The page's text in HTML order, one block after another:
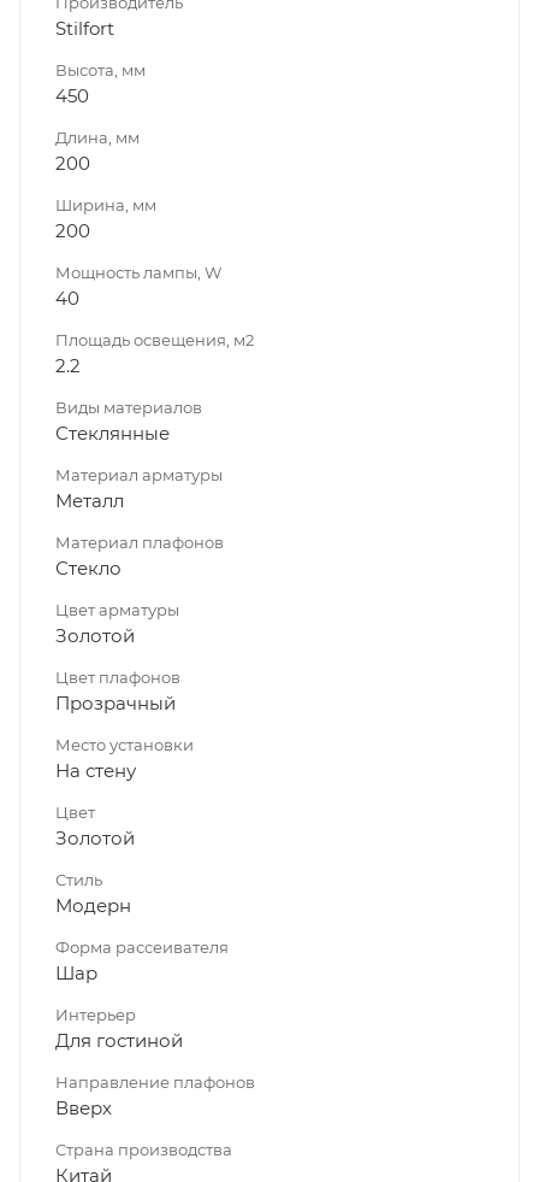
Stilfort
Высота, мм
450
Длина, мм
200
Ширина, мм
200
Мощность лампы, W
40
Площадь освещения, м2
2.2
Виды материалов
Стеклянные
Материал арматуры
Металл
Материал плафонов
Стекло
Цвет арматуры
Золотой
Цвет плафонов
Прозрачный
Место установки
На стену
Цвет
Золотой
Стиль
Модерн
Форма рассеивателя
Шар
Интерьер
Для гостиной
Направление плафонов
Вверх
Страна производства
Китай